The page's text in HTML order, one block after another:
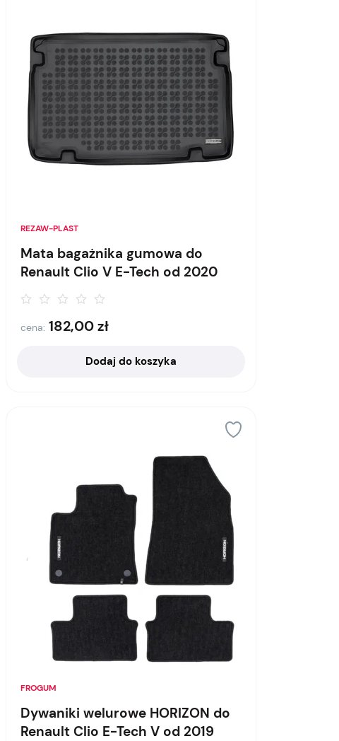
REZAW-PLAST
Mata bagażnika gumowa do
Renault Clio V E-Tech od 2020
cena: 182,00zł
Dodaj do koszyka
FROGUM
Dywaniki welurowe HORIZON do
Renault Clio E-Tech V od 2019